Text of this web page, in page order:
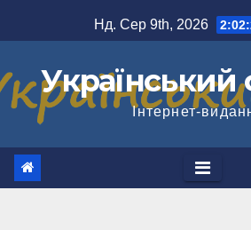
до
Нд. Сер 9th, 2026
Український
Інтернет-